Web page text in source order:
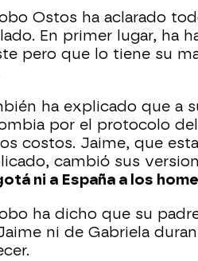
Ostos ha aclarado
En primer lugar, ha
pero que lo tiene su
ha explicado que a
por el protocolo
costos. Jaime, que
cambió sus
ni a España a los
ha dicho que su
ni de Gabriela